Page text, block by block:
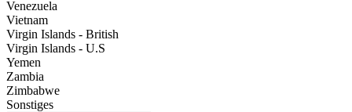
Venezuela
Vietnam
Virgin Islands - British
Virgin Islands - U.S
Yemen
Zambia
Zimbabwe
Sonstiges